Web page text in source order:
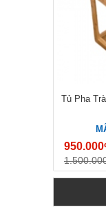
Tủ Pha
950.000